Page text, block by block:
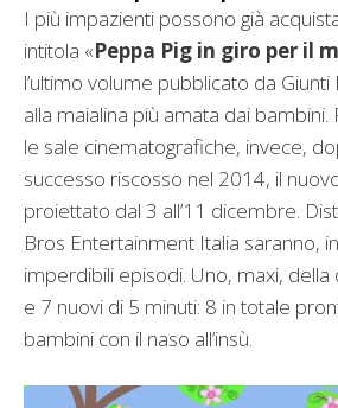
I più impazienti possono già
intitola «Peppa Pig in giro per il
l’ultimo volume pubblicato da
alla maialina più amata dai
le sale cinematografiche, invece,
successo riscosso nel 2014, il
proiettato dal 3 all’11 dicembre.
Bros Entertainment Italia saranno,
imperdibili episodi. Uno, maxi,
e 7 nuovi di 5 minuti: 8 in totale
bambini con il naso all’insù.